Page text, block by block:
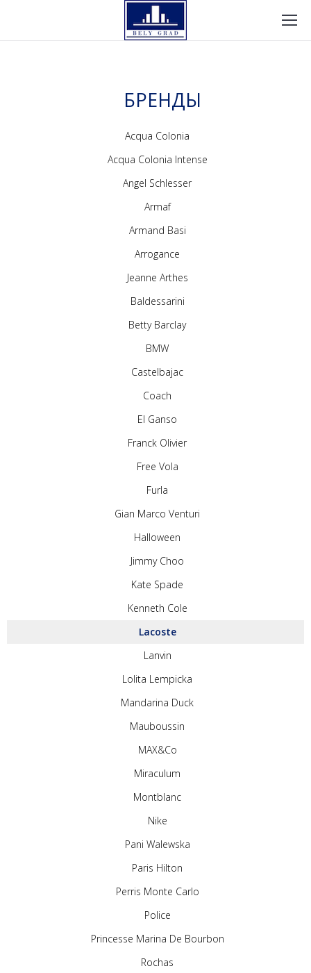
БРЕНДЫ
Acqua Colonia
Acqua Colonia Intense
Angel Schlesser
Armaf
Armand Basi
Arrogance
Jeanne Arthes
Baldessarini
Betty Barclay
BMW
Castelbajac
Coach
El Ganso
Franck Olivier
Free Vola
Furla
Gian Marco Venturi
Halloween
Jimmy Choo
Kate Spade
Kenneth Cole
Lacoste
Lanvin
Lolita Lempicka
Mandarina Duck
Mauboussin
MAX&Co
Miraculum
Montblanc
Nike
Pani Walewska
Paris Hilton
Perris Monte Carlo
Police
Princesse Marina De Bourbon
Rochas